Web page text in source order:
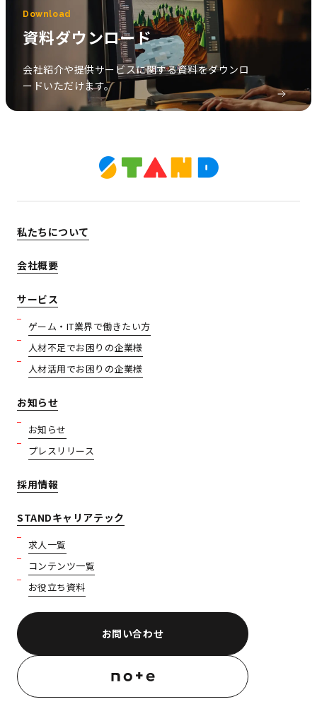
Download
資料ダウンロード
会社紹介や提供サービスに関する資料をダウンロ
ードいただけます。
私たちについて
会社概要
サービス
ゲーム・IT業界で働きたい方
人材不足でお困りの企業様
人材活用でお困りの企業様
お知らせ
お知らせ
プレスリリース
採用情報
STANDキャリアテック
求人一覧
コンテンツ一覧
お役立ち資料
お問い合わせ